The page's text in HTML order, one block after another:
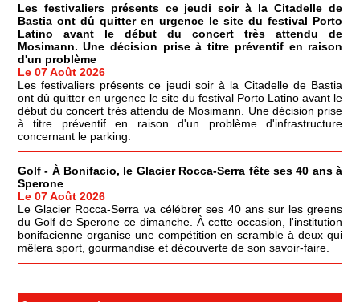
Les festivaliers présents ce jeudi soir à la Citadelle de
Bastia ont dû quitter en urgence le site du festival Porto
Latino avant le début du concert très attendu de
Mosimann. Une décision prise à titre préventif en raison
d'un problème
Le 07 Août 2026
Les festivaliers présents ce jeudi soir à la Citadelle de Bastia
ont dû quitter en urgence le site du festival Porto Latino avant le
début du concert très attendu de Mosimann. Une décision prise
à titre préventif en raison d'un problème d'infrastructure
concernant le parking.
Golf - À Bonifacio, le Glacier Rocca-Serra fête ses 40 ans à
Sperone
Le 07 Août 2026
Le Glacier Rocca-Serra va célébrer ses 40 ans sur les greens
du Golf de Sperone ce dimanche. À cette occasion, l'institution
bonifacienne organise une compétition en scramble à deux qui
mêlera sport, gourmandise et découverte de son savoir-faire.